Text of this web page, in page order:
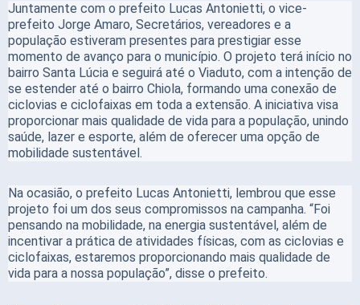
Juntamente com o prefeito Lucas Antonietti, o vice-
prefeito Jorge Amaro, Secretários, vereadores e a
população estiveram presentes para prestigiar esse
momento de avanço para o município. O projeto terá início no
bairro Santa Lúcia e seguirá até o Viaduto, com a intenção de
se estender até o bairro Chiola, formando uma conexão de
ciclovias e ciclofaixas em toda a extensão. A iniciativa visa
proporcionar mais qualidade de vida para a população, unindo
saúde, lazer e esporte, além de oferecer uma opção de
mobilidade sustentável.
Na ocasião, o prefeito Lucas Antonietti, lembrou que esse
projeto foi um dos seus compromissos na campanha. “Foi
pensando na mobilidade, na energia sustentável, além de
incentivar a prática de atividades físicas, com as ciclovias e
ciclofaixas, estaremos proporcionando mais qualidade de
vida para a nossa população”, disse o prefeito.